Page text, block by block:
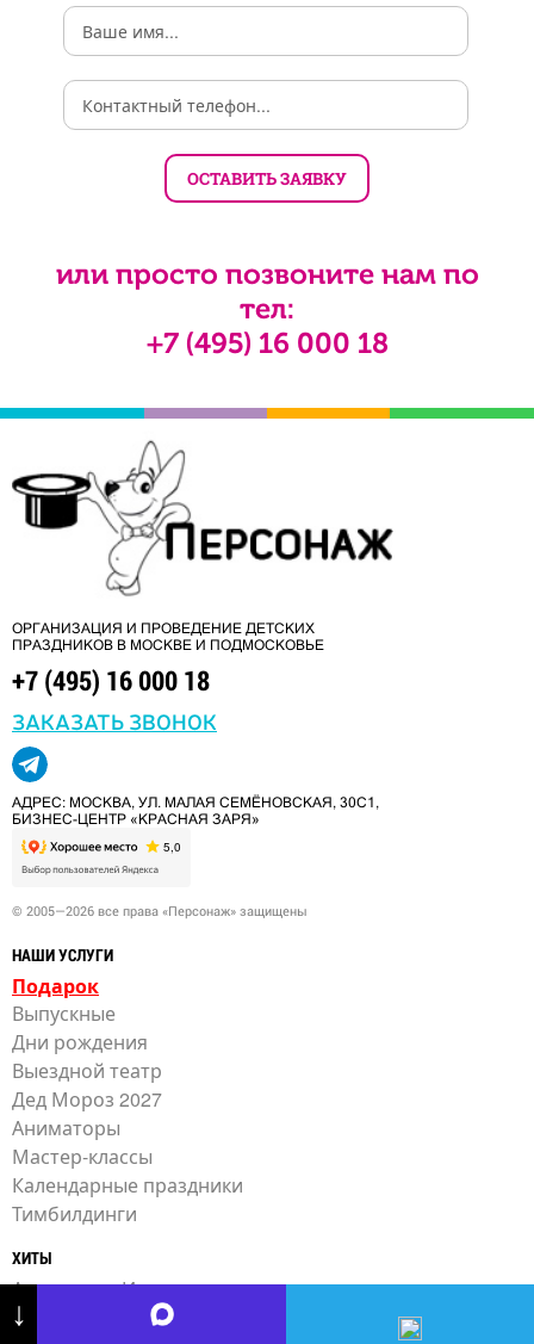
или просто позвоните нам по
тел:
+7 (495) 16 000 18
ОРГАНИЗАЦИЯ И ПРОВЕДЕНИЕ ДЕТСКИХ
ПРАЗДНИКОВ В МОСКВЕ И ПОДМОСКОВЬЕ
+7 (495) 16 000 18
ЗАКАЗАТЬ ЗВОНОК
АДРЕС: МОСКВА, УЛ. МАЛАЯ СЕМЁНОВСКАЯ, 30С1,
БИЗНЕС-ЦЕНТР «КРАСНАЯ ЗАРЯ»
© 2005—2026 все права «Персонаж» защищены
НАШИ УСЛУГИ
Подарок
Выпускные
Дни рождения
Выездной театр
Дед Мороз 2027
Аниматоры
Мастер-классы
Календарные праздники
Тимбилдинги
ХИТЫ
Аниматор «Игра в кальмара»
Выездной квест «Игра в кальмара»
↓